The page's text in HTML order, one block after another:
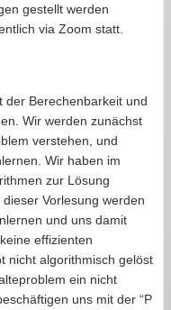
gestellt werden
via Zoom statt.
der Berechenbarkeit und
Wir werden zunächst
verstehen, und
Wir haben im
zur Lösung
Vorlesung werden
und uns damit
effizienten
nicht algorithmisch gelöst
ein nicht
uns mit der “P